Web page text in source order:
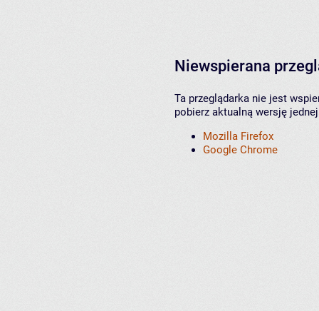
Niewspierana
Ta przeglądarka nie jest
pobierz aktualną wersję
Mozilla Firefox
Google Chrome